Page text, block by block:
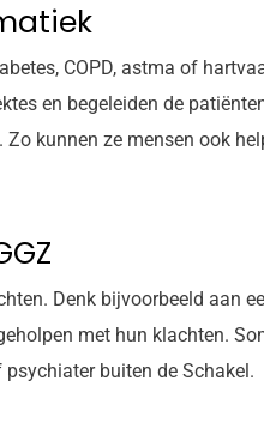
COPD, astma of
en begeleiden de
kunnen ze mensen ook
Denk bijvoorbeeld aan
met hun klachten.
buiten de Schakel.